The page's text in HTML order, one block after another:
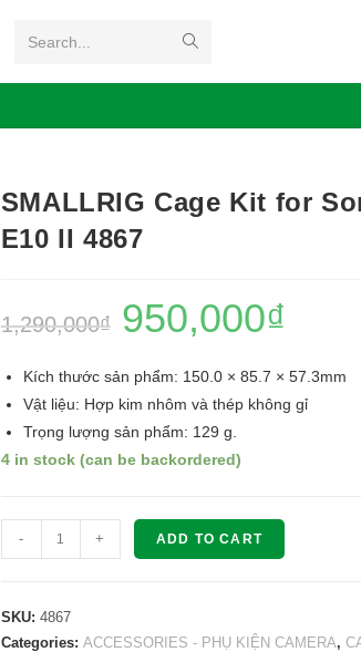
Search...
SMALLRIG Cage Kit for
E10 II 4867
1,290,000₫ 950,000₫
Kích thước sản phẩm: 150.0 × 85.7 × 57.3mm
Vật liệu: Hợp kim nhôm và thép không gỉ
Trọng lượng sản phẩm: 129 g.
4 in stock (can be backordered)
SMALLRIG
Cage
for
Sony
- + ADD TO CART
SKU: 4867
Categories: ACCESSORIES - PHỤ KIỆN CAMERA,